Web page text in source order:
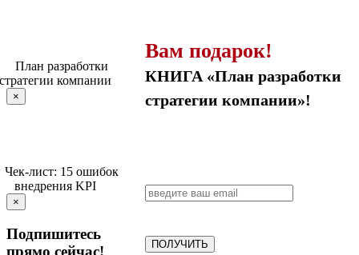
Вам подарок!
КНИГА «План разработки
стратегии компании»!
ПОЛУЧИТЬ
×
×
Подпишитесь
прямо сейчас!